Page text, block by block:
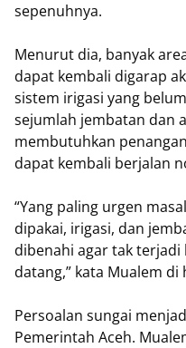
sepenuhnya.
Menurut dia, banyak
dapat kembali digarap
sistem irigasi yang
sejumlah jembatan dan
membutuhkan
dapat kembali berjalan
“Yang paling urgen
dipakai, irigasi, dan
dibenahi agar tak
datang,” kata Mualem
Persoalan sungai
Pemerintah Aceh.